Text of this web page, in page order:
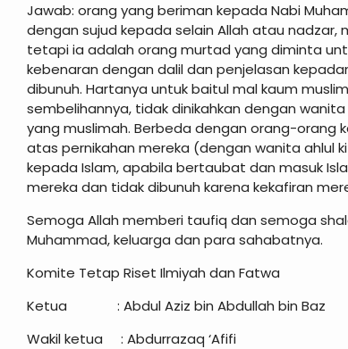
Jawab: orang yang beriman kepada Nabi
dengan sujud kepada selain Allah atau
tetapi ia adalah orang murtad yang diminta
kebenaran dengan dalil dan penjelasan
dibunuh. Hartanya untuk baitul mal kaum
sembelihannya, tidak dinikahkan dengan
yang muslimah. Berbeda dengan orang-orang
atas pernikahan mereka (dengan wanita ahlul
kepada Islam, apabila bertaubat dan masuk
mereka dan tidak dibunuh karena kekafiran
Semoga Allah memberi taufiq dan semoga
Muhammad, keluarga dan para sahabatnya.
Komite Tetap Riset Ilmiyah dan Fatwa
Ketua : Abdul Aziz
Wakil ketua : Abdurrazaq ‘Afifi